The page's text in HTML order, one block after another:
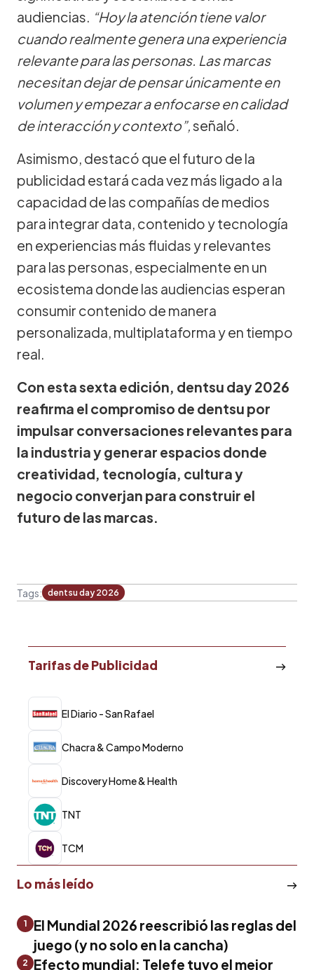
audiencias. “Hoy la atención tiene valor
cuando realmente genera una experiencia
relevante para las personas. Las marcas
necesitan dejar de pensar únicamente en
volumen y empezar a enfocarse en calidad
de interacción y contexto”,señaló.
Asimismo, destacó que el futuro de la
publicidad estará cada vez más ligado a la
capacidad de las compañías de medios
para integrar data, contenido y tecnología
en experiencias más fluidas y relevantes
para las personas, especialmente en un
ecosistema donde las audiencias esperan
consumir contenido de manera
personalizada, multiplataforma y en tiempo
real.
Con esta sexta edición, dentsu day 2026
reafirma el compromiso de dentsu por
impulsar conversaciones relevantes para
la industria y generar espacios donde
creatividad, tecnología, cultura y
negocio converjan para construir el
futuro de las marcas.
Tags: dentsu day 2026
Tarifas de Publicidad
El Diario - San Rafael
Chacra & Campo Moderno
Discovery Home & Health
TNT
TCM
Lo más leído
1
El Mundial 2026 reescribió las reglas del
juego (y no solo en la cancha)
2
Efecto mundial: Telefe tuvo el mejor